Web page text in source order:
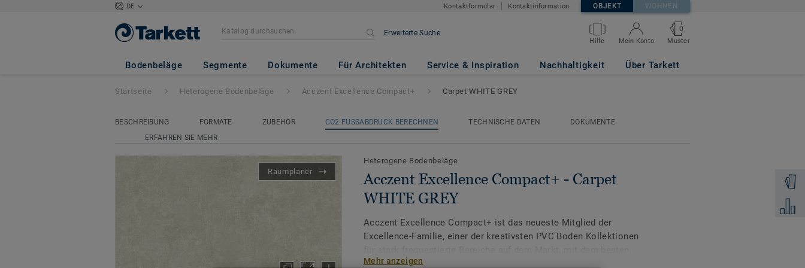
DE Kontaktformular Kontaktinformation OBJEKT WOHNEN
Erweiterte Suche
Hilfe Mein Konto
0
Muster
Bodenbeläge Segmente Dokumente Für Architekten Service & Inspiration Nachhaltigkeit Über Tarkett
Acczent Excellence Compact+ - Carpet WHITE GREY
Zum
Startseite Heterogene Bodenbeläge Acczent Excellence Compact+ Carpet WHITE GREY
BESCHREIBUNG FORMATE ZUBEHÖR CO2 FUSSABDRUCK BERECHNEN TECHNISCHE DATEN
DOKUMENTE
ERFAHREN SIE MEHR
Raumplaner
Heterogene Bodenbeläge
Acczent Excellence Compact+ - Carpet
WHITE GREY
Acczent Excellence Compact+ ist das neueste Mitglied der
Excellence-Familie, einer der kreativsten PVC Boden Kollektionen
Verhältnis von Trittschall- und Druckfestigkeit.
Mehr anzeigen